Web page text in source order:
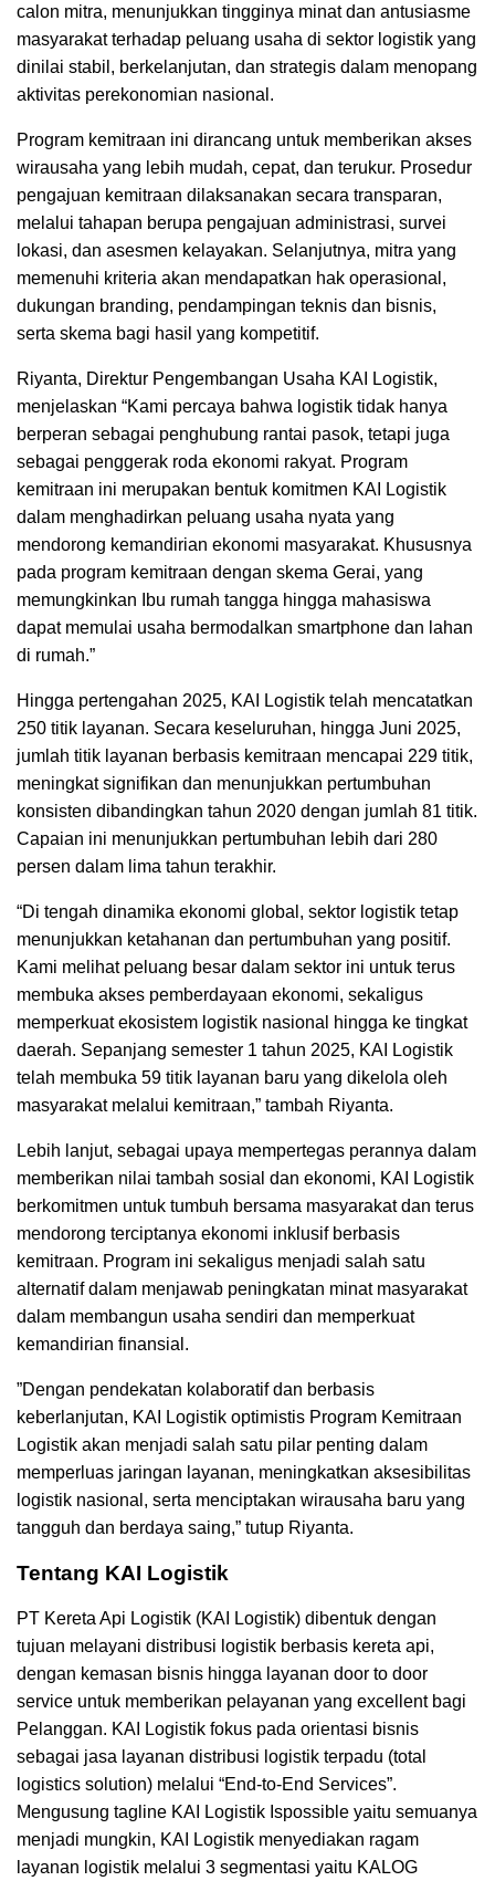
calon mitra, menunjukkan tingginya minat dan antusiasme
masyarakat terhadap peluang usaha di sektor logistik yang
dinilai stabil, berkelanjutan, dan strategis dalam menopang
aktivitas perekonomian nasional.
Program kemitraan ini dirancang untuk memberikan akses
wirausaha yang lebih mudah, cepat, dan terukur. Prosedur
pengajuan kemitraan dilaksanakan secara transparan,
melalui tahapan berupa pengajuan administrasi, survei
lokasi, dan asesmen kelayakan. Selanjutnya, mitra yang
memenuhi kriteria akan mendapatkan hak operasional,
dukungan branding, pendampingan teknis dan bisnis,
serta skema bagi hasil yang kompetitif.
Riyanta, Direktur Pengembangan Usaha KAI Logistik,
menjelaskan “Kami percaya bahwa logistik tidak hanya
berperan sebagai penghubung rantai pasok, tetapi juga
sebagai penggerak roda ekonomi rakyat. Program
kemitraan ini merupakan bentuk komitmen KAI Logistik
dalam menghadirkan peluang usaha nyata yang
mendorong kemandirian ekonomi masyarakat. Khususnya
pada program kemitraan dengan skema Gerai, yang
memungkinkan Ibu rumah tangga hingga mahasiswa
dapat memulai usaha bermodalkan smartphone dan lahan
di rumah.”
Hingga pertengahan 2025, KAI Logistik telah mencatatkan
250 titik layanan. Secara keseluruhan, hingga Juni 2025,
jumlah titik layanan berbasis kemitraan mencapai 229 titik,
meningkat signifikan dan menunjukkan pertumbuhan
konsisten dibandingkan tahun 2020 dengan jumlah 81 titik.
Capaian ini menunjukkan pertumbuhan lebih dari 280
persen dalam lima tahun terakhir.
“Di tengah dinamika ekonomi global, sektor logistik tetap
menunjukkan ketahanan dan pertumbuhan yang positif.
Kami melihat peluang besar dalam sektor ini untuk terus
membuka akses pemberdayaan ekonomi, sekaligus
memperkuat ekosistem logistik nasional hingga ke tingkat
daerah. Sepanjang semester 1 tahun 2025, KAI Logistik
telah membuka 59 titik layanan baru yang dikelola oleh
masyarakat melalui kemitraan,” tambah Riyanta.
Lebih lanjut, sebagai upaya mempertegas perannya dalam
memberikan nilai tambah sosial dan ekonomi, KAI Logistik
berkomitmen untuk tumbuh bersama masyarakat dan terus
mendorong terciptanya ekonomi inklusif berbasis
kemitraan. Program ini sekaligus menjadi salah satu
alternatif dalam menjawab peningkatan minat masyarakat
dalam membangun usaha sendiri dan memperkuat
kemandirian finansial.
”Dengan pendekatan kolaboratif dan berbasis
keberlanjutan, KAI Logistik optimistis Program Kemitraan
Logistik akan menjadi salah satu pilar penting dalam
memperluas jaringan layanan, meningkatkan aksesibilitas
logistik nasional, serta menciptakan wirausaha baru yang
tangguh dan berdaya saing,” tutup Riyanta.
Tentang KAI Logistik
PT Kereta Api Logistik (KAI Logistik) dibentuk dengan
tujuan melayani distribusi logistik berbasis kereta api,
dengan kemasan bisnis hingga layanan door to door
service untuk memberikan pelayanan yang excellent bagi
Pelanggan. KAI Logistik fokus pada orientasi bisnis
sebagai jasa layanan distribusi logistik terpadu (total
logistics solution) melalui “End-to-End Services”.
Mengusung tagline KAI Logistik Ispossible yaitu semuanya
menjadi mungkin, KAI Logistik menyediakan ragam
layanan logistik melalui 3 segmentasi yaitu KALOG